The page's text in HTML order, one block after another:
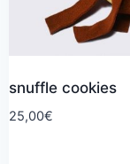
snuffle cookies
25,00€